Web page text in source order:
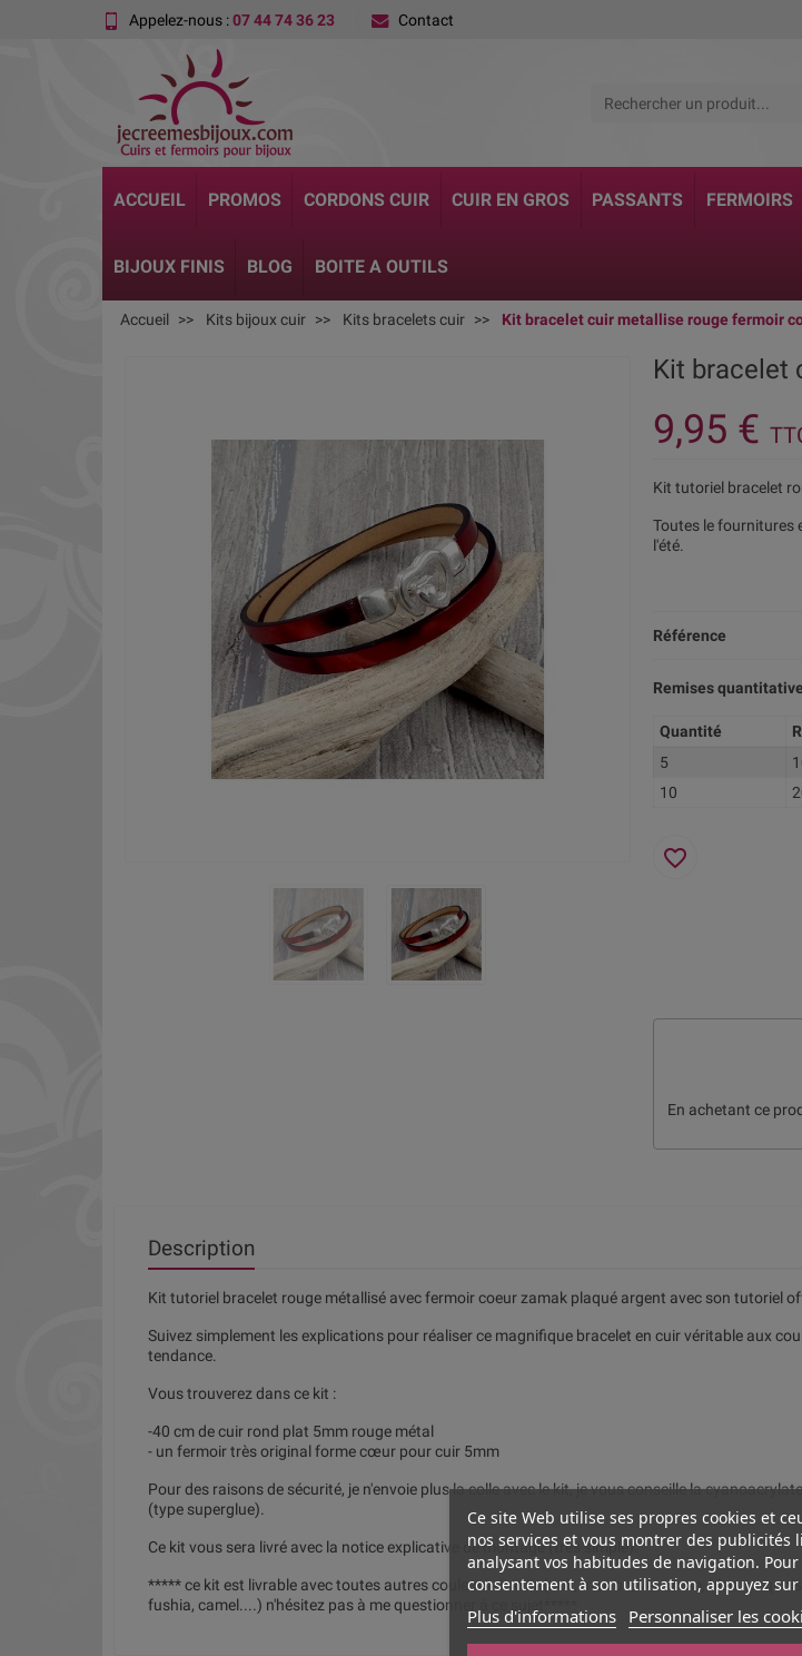
Appelez-nous :07 44 74 36 23 Contact
ACCUEIL PROMOS CORDONS CUIR CUIR EN GROS PASSANTS FERMOIRS
BIJOUX FINIS BLOG BOITE A OUTILS
Accueil Kits bijoux cuir Kits bracelets cuir Kit bracelet cuir metallise rouge fermoir
Kit bracelet
9,95 €
Kit tutoriel bracelet
Toutes le fournitures
l'été.
Référence
Remises
Quantité
5
10
favorite_border
En achetant ce
Description
Kit tutoriel bracelet rouge métallisé avec fermoir coeur zamak plaqué argent avec son tutoriel
Suivez simplement les explications pour réaliser ce magnifique bracelet en cuir véritable aux
tendance.
Vous trouverez dans ce kit :
-40 cm de cuir rond plat 5mm rouge métal
- un fermoir très original forme cœur pour cuir 5mm
Pour des raisons de sécurité, je n'envoie plus la colle avec le kit, je vous conseille la cyanoacrylate
(type superglue).
Ce kit vous sera livré avec la notice explicative de montage (très simple).
***** ce kit est livrable avec toutes autres couleurs de cuir (noir, marron, vert, rose, bleu,
fushia, camel....) n'hésitez pas à me questionner à ce sujet*****
Ce site Web utilise ses propres cookies et
nos services et vous montrer des publicités
analysant vos habitudes de navigation.
consentement à son utilisation, appuyez
Plus d'informations Personnaliser les